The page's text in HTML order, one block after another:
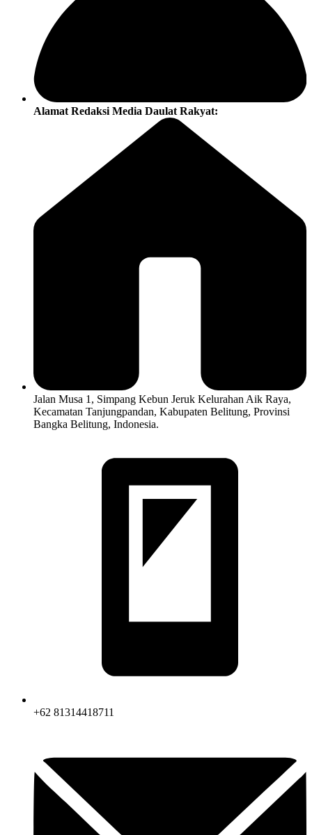
Alamat Redaksi Media Daulat Rakyat:
Jalan Musa 1, Simpang Kebun Jeruk Kelurahan Aik Raya,
Kecamatan Tanjungpandan, Kabupaten Belitung, Provinsi
Bangka Belitung, Indonesia.
+62 81314418711